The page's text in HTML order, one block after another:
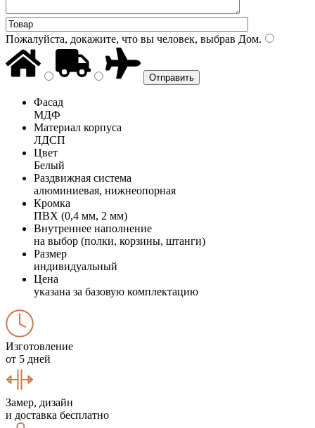
Пожалуйста, докажите, что вы человек, выбрав Дом.
Фасад
МДФ
Материал корпуса
ЛДСП
Цвет
Белый
Раздвижная система
алюминиевая, нижнеопорная
Кромка
ПВХ (0,4 мм, 2 мм)
Внутреннее наполнение
на выбор (полки, корзины, штанги)
Размер
индивидуальный
Цена
указана за базовую комплектацию
Изготовление
от 5 дней
Замер, дизайн
и доставка бесплатно